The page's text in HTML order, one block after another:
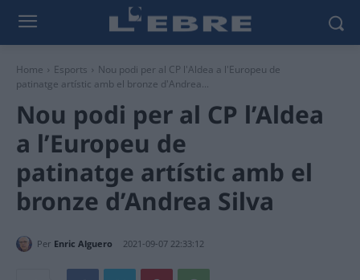
Home Esports
Nou podi per al CP l'Aldea a l'Europeu de
patinatge artístic amb el bronze d'Andrea...
Nou podi per al CP l’Aldea
a l’Europeu de
patinatge artístic amb el
bronze d’Andrea Silva
Per Enric Alguero 2021-09-07 22:33:12